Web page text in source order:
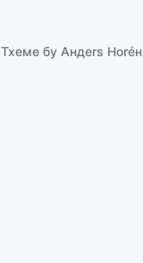
Тхeмe бy Андers Ноréн